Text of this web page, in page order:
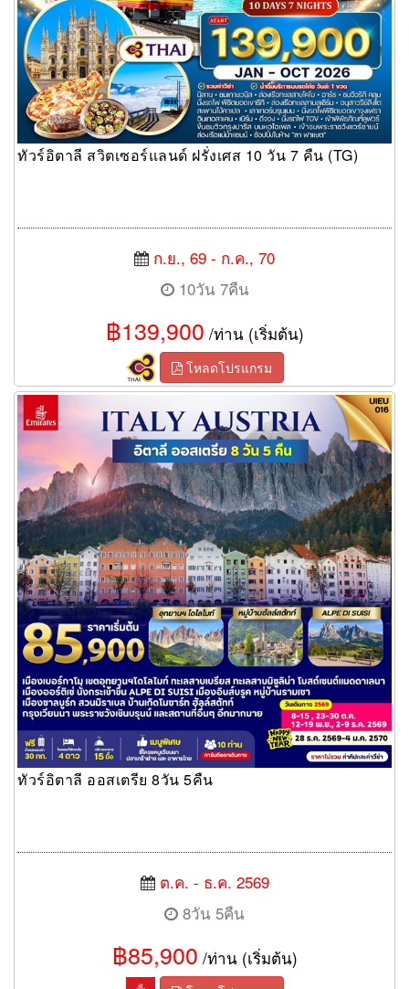
ทัวร์อิตาลี สวิตเซอร์แลนด์ ฝรั่งเศส 10 วัน 7 คืน (TG)
ก.ย., 69 - ก.ค., 70
10วัน 7คืน
฿139,900 /ท่าน (เริ่มต้น)
โหลดโปรแกรม
ทัวร์อิตาลี ออสเตรีย 8วัน 5คืน
ทัวร์อิตาลี ออสเตรีย 8วัน 5คืน
ต.ค. - ธ.ค. 2569
8วัน 5คืน
฿85,900 /ท่าน (เริ่มต้น)